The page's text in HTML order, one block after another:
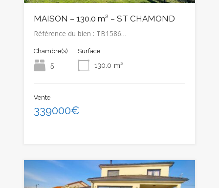
MAISON – 130.0 m² – ST CHAMOND
Référence du bien : TB1586…
Chambre(s)
5
Surface
130.0 m²
Vente
339000€